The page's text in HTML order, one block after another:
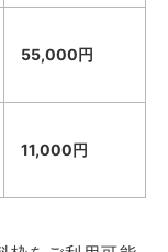
55,000円
11,000円